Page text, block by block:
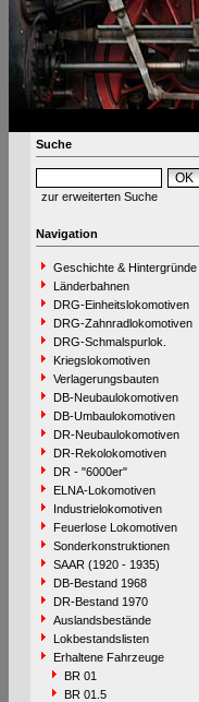
Suche
zur erweiterten Suche
Navigation
Geschichte & Hintergründe
Länderbahnen
DRG-Einheitslokomotiven
DRG-Zahnradlokomotiven
DRG-Schmalspurlok.
Kriegslokomotiven
Verlagerungsbauten
DB-Neubaulokomotiven
DB-Umbaulokomotiven
DR-Neubaulokomotiven
DR-Rekolokomotiven
DR - "6000er"
ELNA-Lokomotiven
Industrielokomotiven
Feuerlose Lokomotiven
Sonderkonstruktionen
SAAR (1920 - 1935)
DB-Bestand 1968
DR-Bestand 1970
Auslandsbestände
Lokbestandslisten
Erhaltene Fahrzeuge
BR 01
BR 01.5